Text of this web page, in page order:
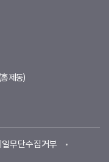
일무단수집거부
제동)